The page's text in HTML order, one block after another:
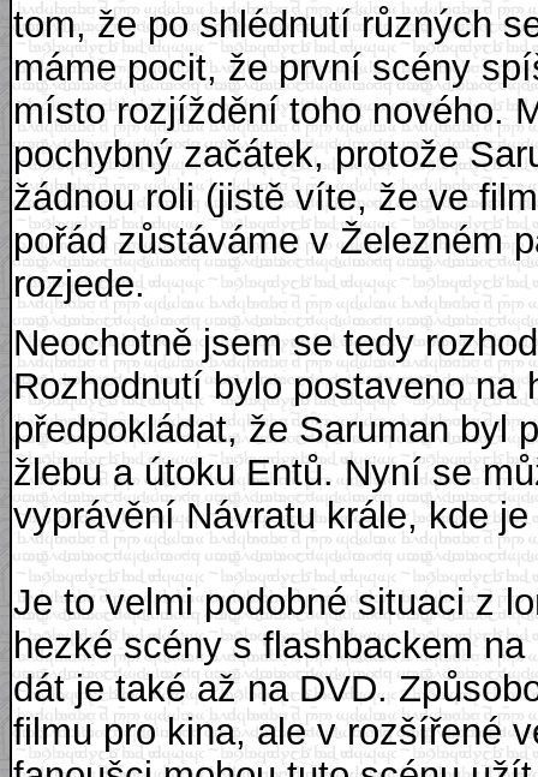
tom, že po shlédnutí různých
máme pocit, že první scény
místo rozjíždění toho nového.
pochybný začátek, protože
žádnou roli (jistě víte, že ve
pořád zůstáváme v Železném
rozjede.
Neochotně jsem se tedy
Rozhodnutí bylo postaveno na
předpokládat, že Saruman byl
žlebu a útoku Entů. Nyní se
vyprávění Návratu krále, kde
Je to velmi podobné situaci z
hezké scény s flashbackem
dát je také až na DVD.
filmu pro kina, ale v rozšířené